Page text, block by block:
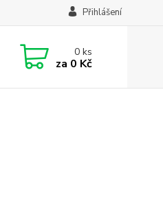
Přihlášení
0ks
za 0 Kč